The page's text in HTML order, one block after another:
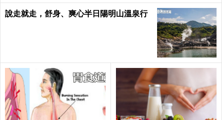
說走就走，舒身、爽心半日陽明山溫泉行